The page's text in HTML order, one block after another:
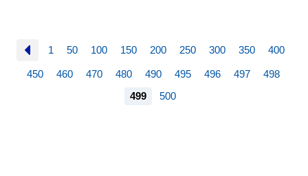
1 50 100 150 200 250 300 350 400
450 460 470 480 490 495 496 497
498
499
500